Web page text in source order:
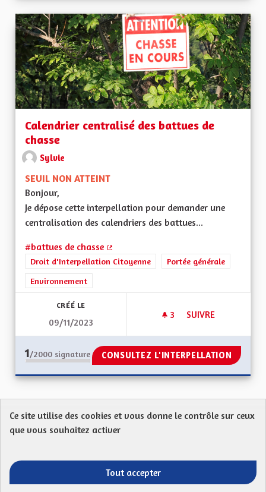
Calendrier centralisé des battues de
chasse
Sylvie
SEUIL NON ATTEINT
Bonjour,
Je dépose cette interpellation pour demander une
centralisation des calendriers des battues...
#battues de chasse
(Lien externe)
Droit d'Interpellation Citoyenne
Portée générale
Environnement
CRÉÉ LE
09/11/2023
3 3 ABONNÉS
SUIVRE
1/2000 signature CONSULTEZ L'INTERPELLATION
Protection des Données
Télécharger les fichiers Open Data
Ce site utilise des cookies et vous donne le contrôle sur ceux
que vous souhaitez activer
Tout accepter